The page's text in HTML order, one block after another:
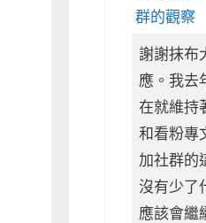
群的觀察
謝謝抹布
應。我去
在就維持
和看粉專
加社群的
沒有少了
應該會繼